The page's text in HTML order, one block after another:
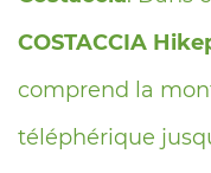
COSTACCIA
comprend la
téléphérique